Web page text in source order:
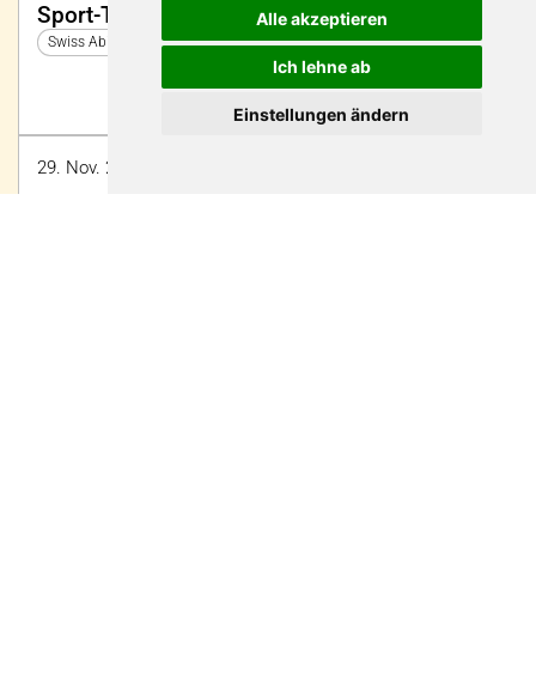
Alle akzeptieren
Ich lehne ab
Einstellungen ändern
Sport-Talk von PluSport
Swiss Abilities 2024
29. Nov. 2024 10:25 - 10:40 | Halle 2, Symposium